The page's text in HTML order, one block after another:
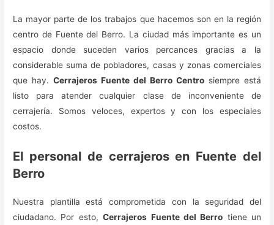
La mayor parte de los trabajos que hacemos son en la región
centro de Fuente del Berro. La ciudad más importante es un
espacio donde suceden varios percances gracias a la
considerable suma de pobladores, casas y zonas comerciales
que hay.Cerrajeros Fuente del Berro Centrosiempre está
listo para atender cualquier clase de inconveniente de
cerrajería. Somos veloces, expertos y con los especiales
costos.
El personal de cerrajeros en Fuente del
Berro
Nuestra plantilla está comprometida con la seguridad del
ciudadano. Por esto,Cerrajeros Fuente del Berro tiene un